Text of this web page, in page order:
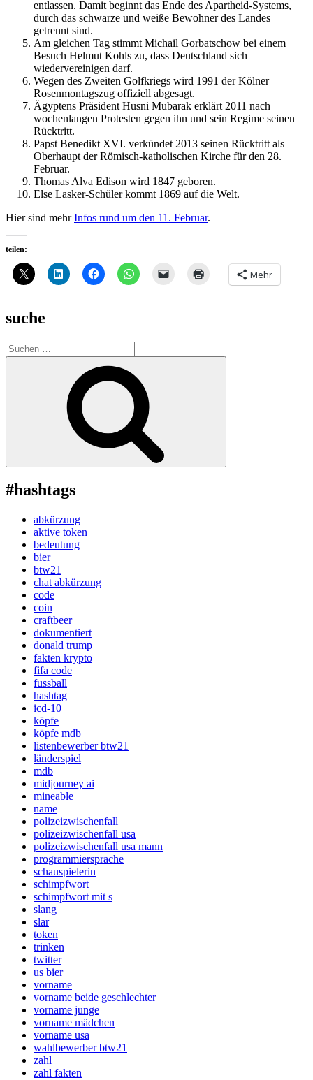
entlassen. Damit beginnt das Ende des Apartheid-Systems,
durch das schwarze und weiße Bewohner des Landes
getrennt sind.
Am gleichen Tag stimmt Michail Gorbatschow bei einem
Besuch Helmut Kohls zu, dass Deutschland sich
wiedervereinigen darf.
Wegen des Zweiten Golfkriegs wird 1991 der Kölner
Rosenmontagszug offiziell abgesagt.
Ägyptens Präsident Husni Mubarak erklärt 2011 nach
wochenlangen Protesten gegen ihn und sein Regime seinen
Rücktritt.
Papst Benedikt XVI. verkündet 2013 seinen Rücktritt als
Oberhaupt der Römisch-katholischen Kirche für den 28.
Februar.
Thomas Alva Edison wird 1847 geboren.
Else Lasker-Schülerkommt 1869 auf die Welt.
Hier sind mehrInfos rund um den 11. Februar.
teilen:
Mehr
suche
Suche
nach:
#hashtags
abkürzung
aktive token
bedeutung
bier
btw21
chat abkürzung
code
coin
craftbeer
dokumentiert
donald trump
fakten krypto
fifa code
fussball
hashtag
icd-10
köpfe
köpfe mdb
listenbewerber btw21
länderspiel
mdb
midjourney ai
mineable
name
polizeizwischenfall
polizeizwischenfall usa
polizeizwischenfall usa mann
programmiersprache
schauspielerin
schimpfwort
schimpfwort mit s
slang
slar
token
trinken
twitter
us bier
vorname
vorname beide geschlechter
vorname junge
vorname mädchen
vorname usa
wahlbewerber btw21
zahl
zahl fakten